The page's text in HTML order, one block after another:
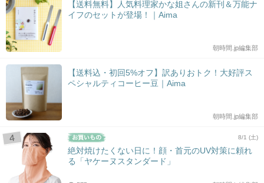
【送料無料】人気料理家かな姐さんの新刊＆万能ナ
イフのセットが登場！｜Aima
朝時間.jp編集部
【送料込・初回5%オフ】訳ありおトク！大好評ス
ペシャルティコーヒー豆｜Aima
朝時間.jp編集部
8/1 (土)
絶対焼けたくない日に！顔・首元のUV対策に頼れ
る「ヤケーヌスタンダード」